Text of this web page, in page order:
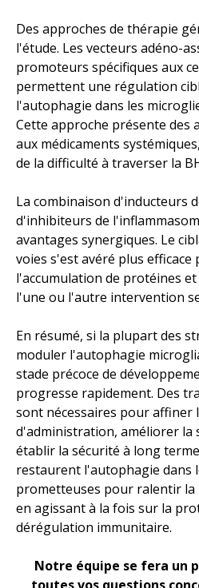
Des approches de thérapie
l'étude. Les vecteurs adéno-
promoteurs spécifiques aux
permettent une régulation
l'autophagie dans les
Cette approche présente des
aux médicaments
de la difficulté à traverser la
La combinaison d'inducteurs
d'inhibiteurs de
avantages synergiques. Le
voies s'est avéré plus
l'accumulation de protéines
l'une ou l'autre intervention
En résumé, si la plupart des
moduler l'autophagie
stade précoce de
progresse rapidement. Des
sont nécessaires pour affiner
d'administration, améliorer la
établir la sécurité à long
restaurent l'autophagie dans
prometteuses pour ralentir la
en agissant à la fois sur la
dérégulation immunitaire.
Notre équipe se fera un